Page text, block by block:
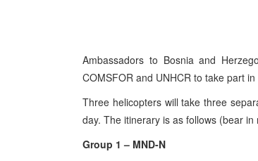
Ambassadors to Bosnia and
COMSFOR and UNHCR to take part
Three helicopters will take three
day. The itinerary is as follows (bear
Group 1 – MND-N